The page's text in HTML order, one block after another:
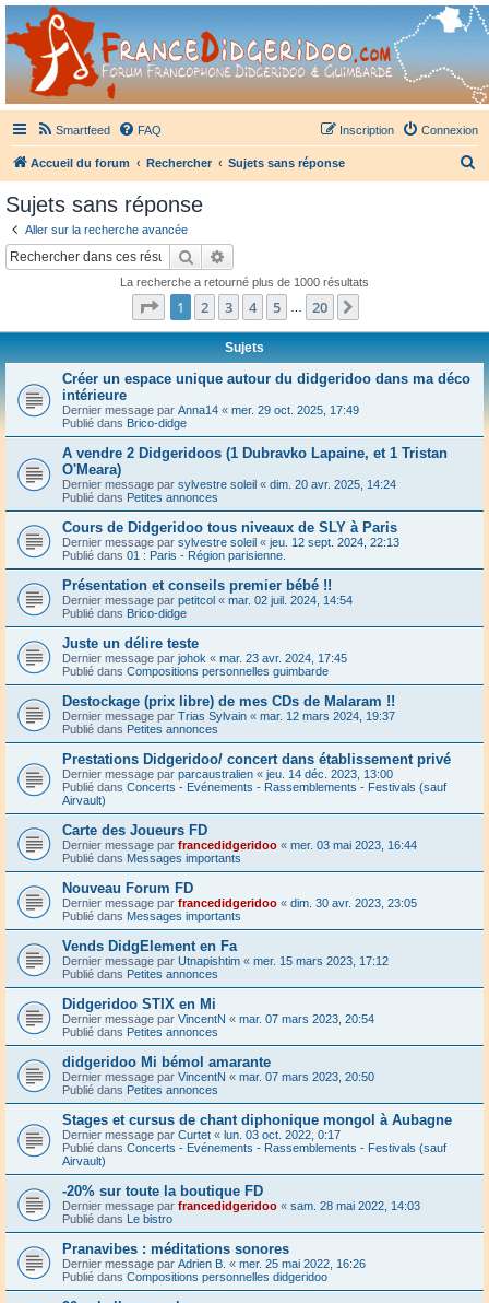
France Didgeridoo
Didgeridoo et Guimbarde sur France Didgeridoo - retrouvez la communauté.
Smartfeed FAQ Connexion
Inscription
Accueil du forum Rechercher Sujets sans réponse
Sujets sans réponse
Aller sur la recherche avancée
Rechercher
La recherche a retourné plus de 1000 résultats
Page 1sur20
1 2 3 4 5 20
Sujets
Créer un espace unique autour du didgeridoo dans ma déco
intérieure
Dernier message par Anna14 « mer. 29 oct. 2025, 17:49
Publié dans Brico-didge
A vendre 2 Didgeridoos (1 Dubravko Lapaine, et 1 Tristan
O'Meara)
Dernier message par sylvestre soleil « dim. 20 avr. 2025, 14:24
Publié dans Petites annonces
Cours de Didgeridoo tous niveaux de SLY à Paris
Dernier message par sylvestre soleil « jeu. 12 sept. 2024, 22:13
Publié dans 01 : Paris - Région parisienne.
Présentation et conseils premier bébé !!
Dernier message par petitcol « mar. 02 juil. 2024, 14:54
Publié dans Brico-didge
Juste un délire teste
Dernier message par johok « mar. 23 avr. 2024, 17:45
Publié dans Compositions personnelles guimbarde
Destockage (prix libre) de mes CDs de Malaram !!
Dernier message par Trias Sylvain « mar. 12 mars 2024, 19:37
Publié dans Petites annonces
Prestations Didgeridoo/ concert dans établissement privé
Dernier message par parcaustralien « jeu. 14 déc. 2023, 13:00
Publié dans Concerts - Evénements - Rassemblements - Festivals (sauf
Airvault)
Carte des Joueurs FD
Dernier message par francedidgeridoo « mer. 03 mai 2023, 16:44
Publié dans Messages importants
Nouveau Forum FD
Dernier message par francedidgeridoo « dim. 30 avr. 2023, 23:05
Publié dans Messages importants
Vends DidgElement en Fa
Dernier message par Utnapishtim « mer. 15 mars 2023, 17:12
Publié dans Petites annonces
Didgeridoo STIX en Mi
Dernier message par VincentN « mar. 07 mars 2023, 20:54
Publié dans Petites annonces
didgeridoo Mi bémol amarante
Dernier message par VincentN « mar. 07 mars 2023, 20:50
Publié dans Petites annonces
Stages et cursus de chant diphonique mongol à Aubagne
Dernier message par Curtet « lun. 03 oct. 2022, 0:17
Publié dans Concerts - Evénements - Rassemblements - Festivals (sauf
Airvault)
-20% sur toute la boutique FD
Dernier message par francedidgeridoo « sam. 28 mai 2022, 14:03
Publié dans Le bistro
Pranavibes : méditations sonores
Dernier message par Adrien B. « mer. 25 mai 2022, 16:26
Publié dans Compositions personnelles didgeridoo